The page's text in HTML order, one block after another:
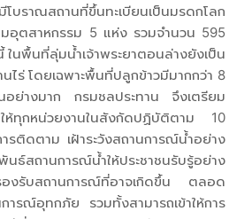
บราณสถานที่ขึ้นทะเบียนเป็นมรดกโลก
อุตสาหกรรม 5 แห่ง รวมจำนวน 595
นพื้นที่ลุ่มน้ำเจ้าพระยาตอนล่างยังเป็น
ร่ โดยเฉพาะพื้นที่ปลูกข้าวมีมากกว่า 8
นอย่างมาก กรมชลประทาน จึงเตรียม
ห้ทุกหน่วยงานในสังกัดปฏิบัติตาม 10
ติดตาม เฝ้าระวังสถานการณ์น้ำอย่าง
ธ์สถานการณ์น้ำให้ประชาชนรับรู้อย่าง
รองรับสถานการณ์ที่อาจเกิดขึ้น ตลอด
รณ์อุทกภัย รวมทั้งสามารถเข้าให้การ